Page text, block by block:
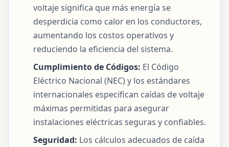
voltaje significa que más energía se
desperdicia como calor en los conductores,
aumentando los costos operativos y
reduciendo la eficiencia del sistema.
Cumplimiento de Códigos: El Código
Eléctrico Nacional (NEC) y los estándares
internacionales especifican caídas de voltaje
máximas permitidas para asegurar
instalaciones eléctricas seguras y confiables.
Seguridad: Los cálculos adecuados de caída